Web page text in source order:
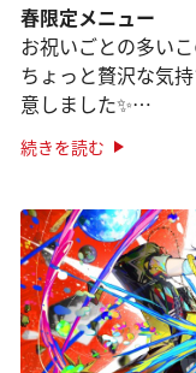
春限定メニュー
お祝いごとの多い
ちょっと贅沢な気
意しました✨
焼肉の定番、石焼
続きを読む